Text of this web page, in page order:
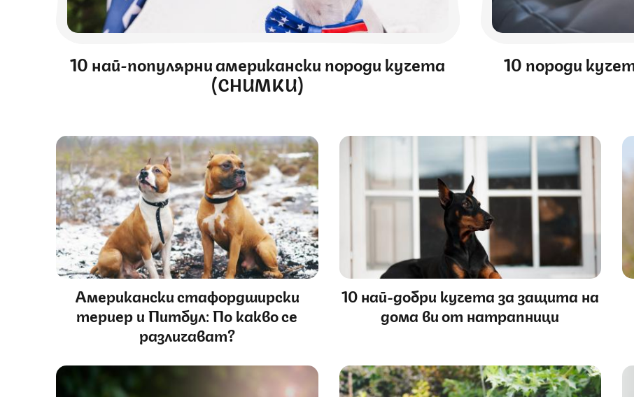
10 най-популярни американски породи кучета
(СНИМКИ)
10 породи
Американски стафордширски
териер и Питбул: По какво се
различават?
10 най-добри кучета за защита на
дома ви от натрапници